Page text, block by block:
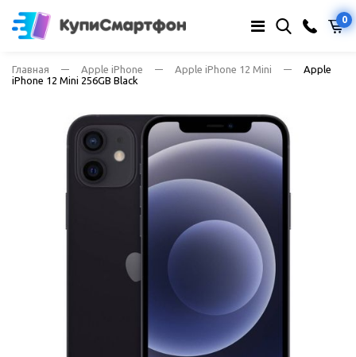
0
Главная Apple iPhone Apple iPhone 12 Mini
Apple
iPhone 12 Mini 256GB Black